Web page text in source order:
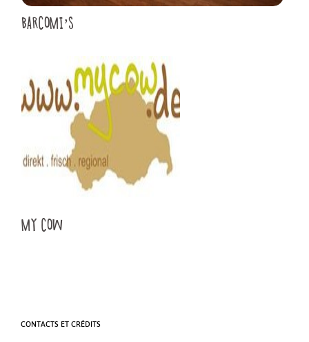
BARCOMI’S
MY COW
CONTACTS ET CRÉDITS